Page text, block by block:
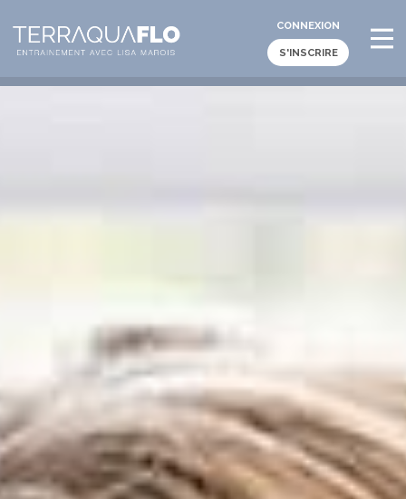
CONNEXION
S'INSCRIRE